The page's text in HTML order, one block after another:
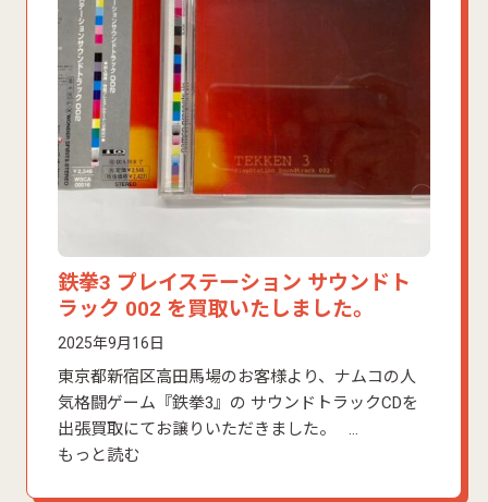
鉄拳3 プレイステーション サウンドト
ラック 002 を買取いたしました。
2025年9月16日
東京都新宿区高田馬場のお客様より、ナムコの人
気格闘ゲーム『鉄拳3』の サウンドトラックCDを
出張買取にてお譲りいただきました。 …
もっと読む